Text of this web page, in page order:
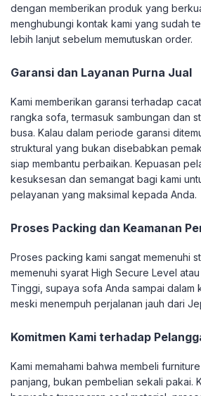
dengan memberikan produk yang
menghubungi kontak kami yang sudah
lebih lanjut sebelum memutuskan order.
Garansi dan Layanan Purna Jual
Kami memberikan garansi terhadap
rangka sofa, termasuk sambungan dan
busa. Kalau dalam periode garansi
struktural yang bukan disebabkan
siap membantu perbaikan. Kepuasan
kesuksesan dan semangat bagi kami
pelayanan yang maksimal kepada Anda.
Proses Packing dan Keamanan
Proses packing kami sangat memenuhi
memenuhi syarat High Secure Level
Tinggi, supaya sofa Anda sampai dalam
meski menempuh perjalanan jauh dari
Komitmen Kami terhadap
Kami memahami bahwa membeli
panjang, bukan pembelian sekali pakai.